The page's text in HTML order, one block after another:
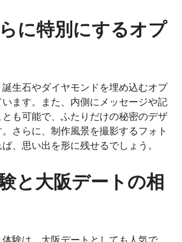
に特別にするオプ
生石やダイヤモンドを埋め込むオプ
ます。また、内側にメッセージや記
も可能で、ふたりだけの秘密のデザ
さらに、制作風景を撮影するフォト
、思い出を形に残せるでしょう。
と大阪デートの相